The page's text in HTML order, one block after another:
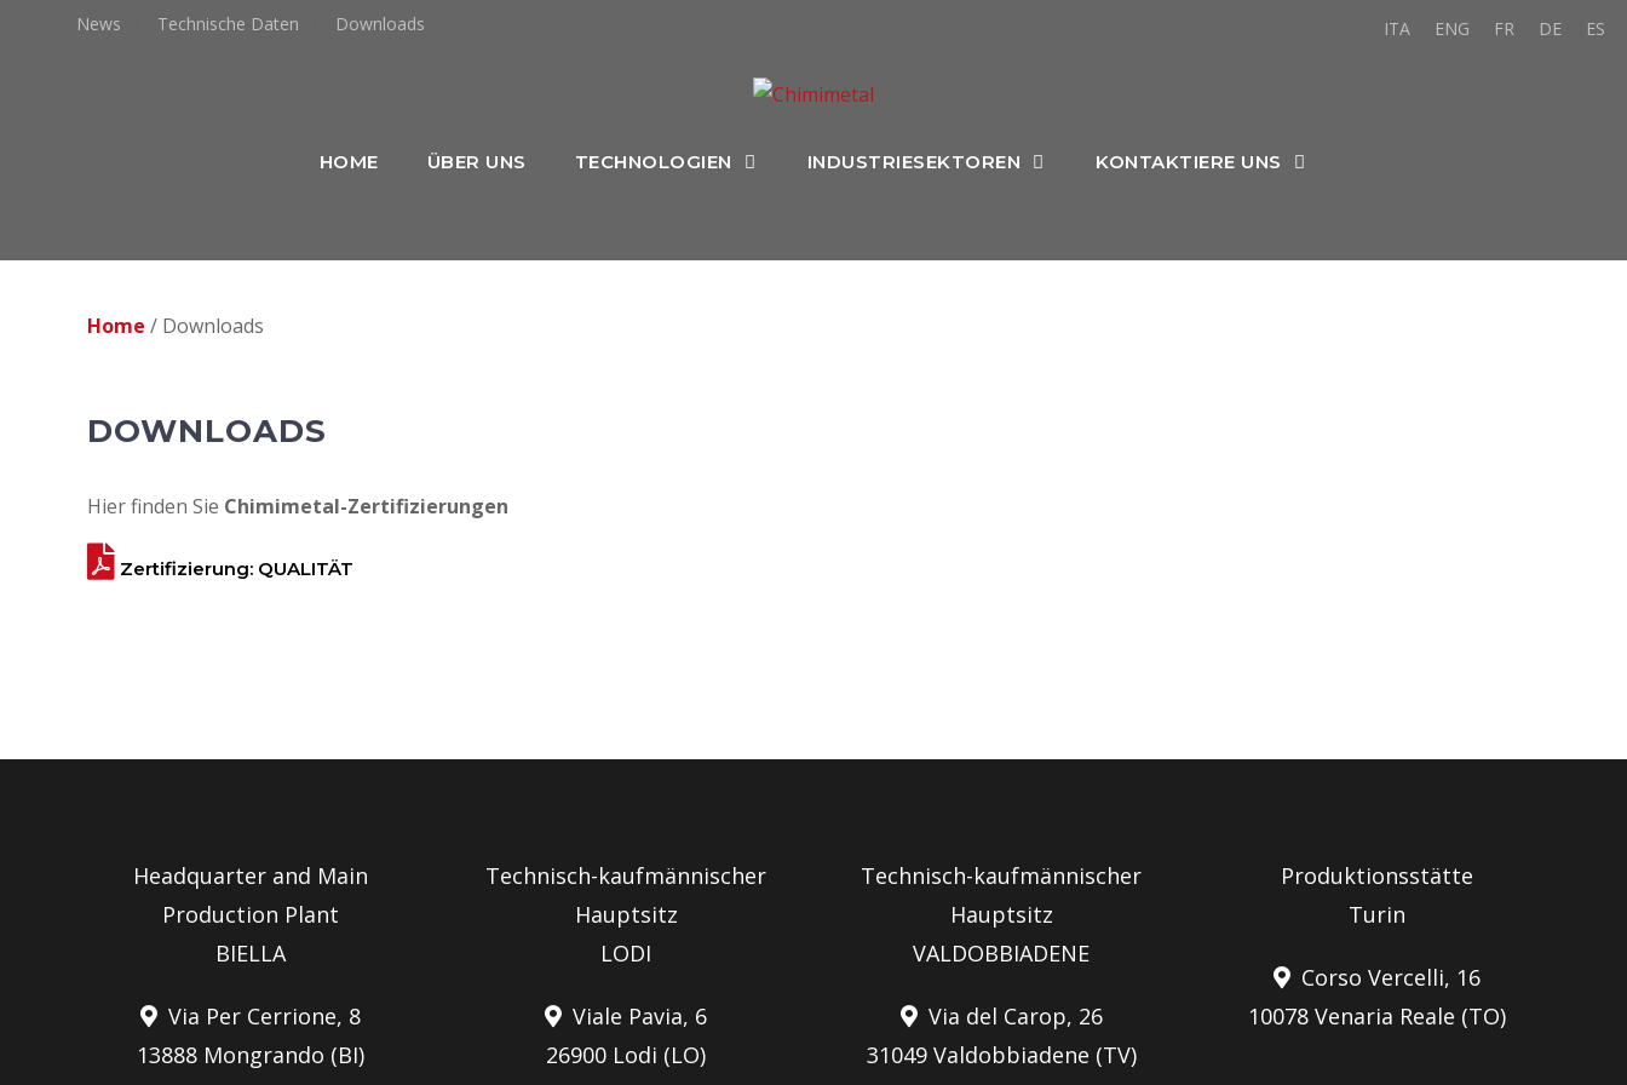
News Technische Daten Downloads ITA ENG FR DE ES
HOME ÜBER UNS TECHNOLOGIEN INDUSTRIESEKTOREN KONTAKTIERE UNS
Home / Downloads
DOWNLOADS
Hier finden Sie Chimimetal-Zertifizierungen
Zertifizierung: QUALITÄT
Headquarter and Main
Production Plant
BIELLA
Via Per Cerrione, 8
13888 Mongrando (BI)
Technisch-kaufmännischer
Hauptsitz
LODI
Viale Pavia, 6
26900 Lodi (LO)
Technisch-kaufmännischer
Hauptsitz
VALDOBBIADENE
Via del Carop, 26
31049 Valdobbiadene (TV)
Produktionsstätte
Turin
Corso Vercelli, 16
10078 Venaria Reale (TO)